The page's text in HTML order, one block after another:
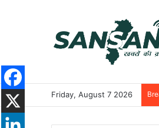
Friday, August 7 2026